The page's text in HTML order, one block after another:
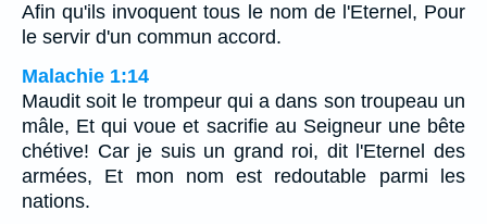
Afin qu'ils invoquent tous le nom de l'Eternel, Pour
le servir d'un commun accord.
Malachie 1:14
Maudit soit le trompeur qui a dans son troupeau un
mâle, Et qui voue et sacrifie au Seigneur une bête
chétive! Car je suis un grand roi, dit l'Eternel des
armées, Et mon nom est redoutable parmi les
nations.